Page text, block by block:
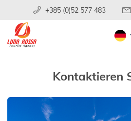
+385 (0)52 577 483
Kontaktieren